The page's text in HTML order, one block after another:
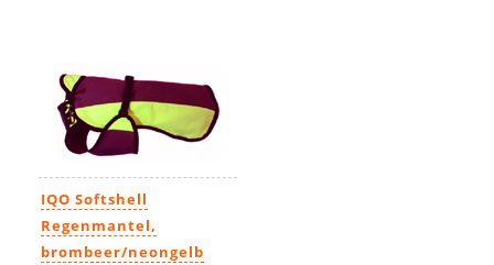
IQO Softshell
Regenmantel,
brombeer/neongelb